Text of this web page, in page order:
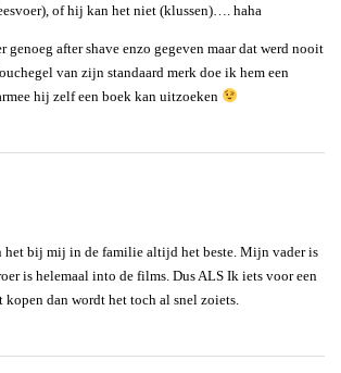
of hij kan het niet (klussen)…. haha
genoeg after shave enzo gegeven maar dat werd nooit
van zijn standaard merk doe ik hem een
hij zelf een boek kan uitzoeken
het bij mij in de familie altijd het beste. Mijn vader is
is helemaal into de films. Dus ALS Ik iets voor een
dan wordt het toch al snel zoiets.